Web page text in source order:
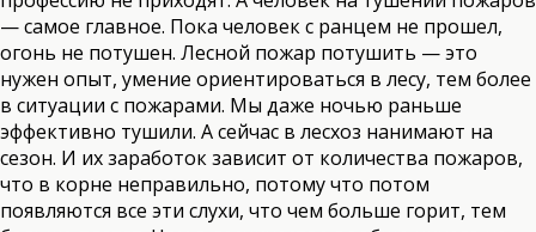
— самое главное. Пока человек с ранцем не прошел,
огонь не потушен. Лесной пожар потушить — это
нужен опыт, умение ориентироваться в лесу, тем более
в ситуации с пожарами. Мы даже ночью раньше
эффективно тушили. А сейчас в лесхоз нанимают на
сезон. И их заработок зависит от количества пожаров,
что в корне неправильно, потому что потом
появляются все эти слухи, что чем больше горит, тем